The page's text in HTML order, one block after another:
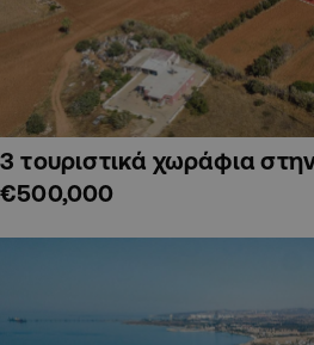
3 τουριστικά χωράφια
€500,000